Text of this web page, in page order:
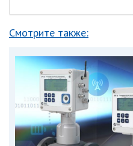
Смотрите также: